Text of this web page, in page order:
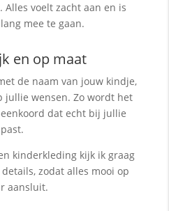
Alles voelt zacht aan en is
mee te gaan.
en op maat
de naam van jouw kindje,
jullie wensen. Zo wordt het
dat echt bij jullie
past.
kinderkleding kijk ik graag
zodat alles mooi op
aansluit.